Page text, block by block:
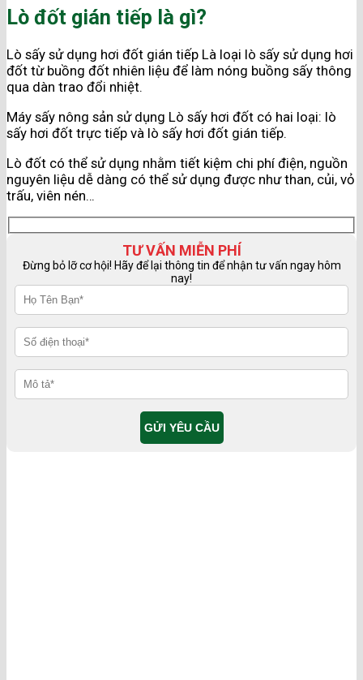
Lò đốt gián tiếp là gì?
Lò sấy sử dụng hơi đốt gián tiếp Là loại lò sấy sử dụng hơi
đốt từ buồng đốt nhiên liệu để làm nóng buồng sấy thông
qua dàn trao đổi nhiệt.
Máy sấy nông sản sử dụng Lò sấy hơi đốt có hai loại: lò
sấy hơi đốt trực tiếp và lò sấy hơi đốt gián tiếp.
Lò đốt có thể sử dụng nhằm tiết kiệm chi phí điện, nguồn
nguyên liệu dễ dàng có thể sử dụng được như than, củi, vỏ
trấu, viên nén…
TƯ VẤN MIỄN PHÍ
Đừng bỏ lỡ cơ hội! Hãy để lại thông tin để nhận tư vấn ngay hôm
nay!